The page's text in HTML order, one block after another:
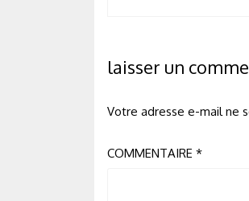
laisser un
Votre adresse e-mail ne
COMMENTAIRE *